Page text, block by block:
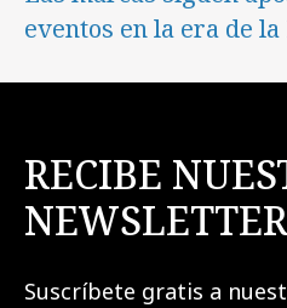
eventos en la era de
RECIBE
NEWSLETTER
Suscríbete gratis a